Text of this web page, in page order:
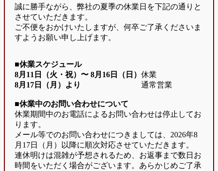
誠に勝手ながら、弊社の夏季の休業日を下記の通りと
させていただきます。
ご不便をおかけいたしますが、何卒ご了承くださいま
すようお願い申し上げます。
■休業スケジュール
8月11日（火・祝）〜 8月16日（日） 休業
8月17日（月）より
通常営業
■休業中のお問い合わせについて
休業期間中のお電話によるお問い合わせは停止してお
ります。
メール等でのお問い合わせにつきましては、2026年8
月17日（月）以降に順次対応させていただきます。
連休明けは混雑が予想されるため、お返事まで数日お
時間をいただく場合がございます。あらかじめご了承